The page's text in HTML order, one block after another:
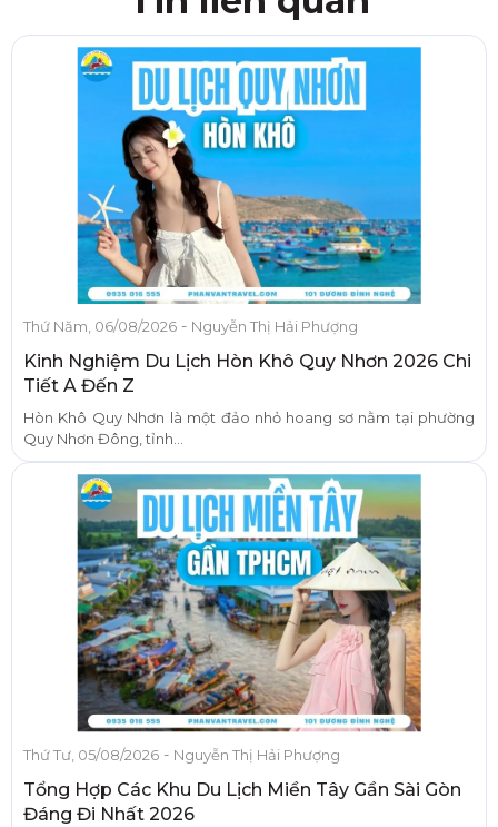
Thứ Năm, 06/08/2026 - Nguyễn Thị Hải Phượng
Kinh Nghiệm Du Lịch Hòn Khô Quy Nhơn 2026 Chi
Tiết A Đến Z
Hòn Khô Quy Nhơn là một đảo nhỏ hoang sơ nằm tại phường
Quy Nhơn Đông, tỉnh...
Thứ Tư, 05/08/2026 - Nguyễn Thị Hải Phượng
Tổng Hợp Các Khu Du Lịch Miền Tây Gần Sài Gòn
Đáng Đi Nhất 2026